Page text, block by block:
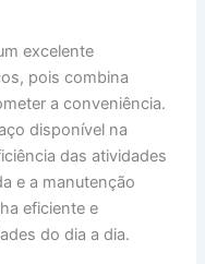
excelente
pois combina
a conveniência.
disponível na
das atividades
e a manutenção
eficiente e
do dia a dia.